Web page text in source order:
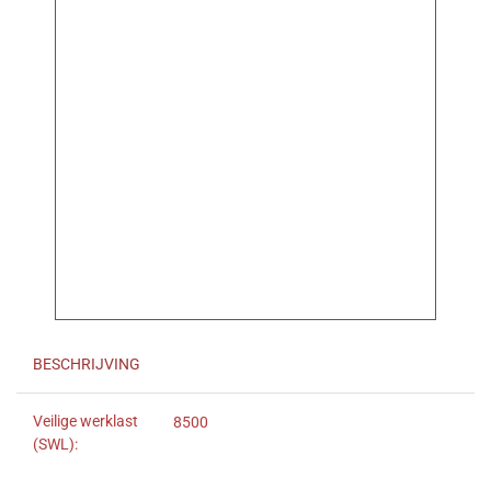
BESCHRIJVING
Veilige werklast
(SWL):
8500